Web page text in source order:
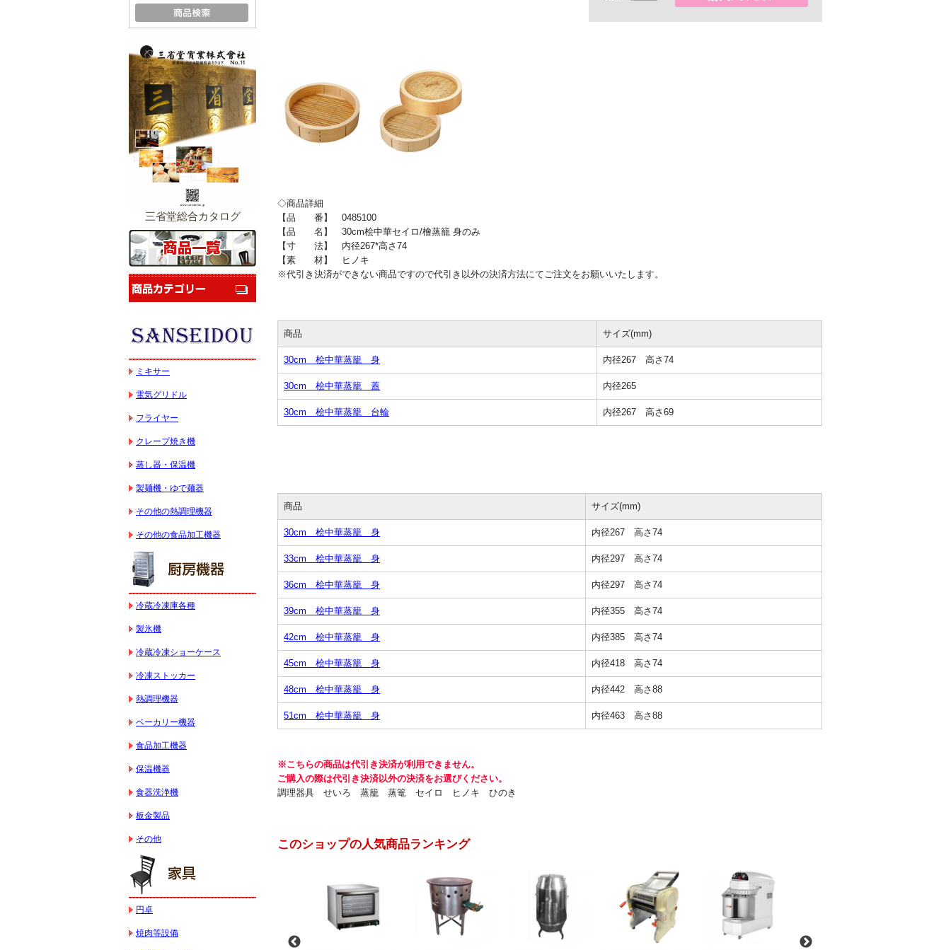
◇商品詳細
【品 番】 0485100
【品 名】 30cm桧中華セイロ/檜蒸籠 身のみ
【寸 法】 内径267*高さ74
【素 材】 ヒノキ
※代引き決済ができない商品ですので代引き以外の決済方法にてご注文をお願いいたします。
商品 サイズ(mm)
30cm 桧中華蒸籠 身 内径267 高さ74
30cm 桧中華蒸籠 蓋 内径265
30cm 桧中華蒸籠 台輪 内径267 高さ69
商品 サイズ(mm)
30cm 桧中華蒸籠 身 内径267 高さ74
33cm 桧中華蒸籠 身 内径297 高さ74
36cm 桧中華蒸籠 身 内径297 高さ74
39cm 桧中華蒸籠 身 内径355 高さ74
42cm 桧中華蒸籠 身 内径385 高さ74
45cm 桧中華蒸籠 身 内径418 高さ74
48cm 桧中華蒸籠 身 内径442 高さ88
51cm 桧中華蒸籠 身 内径463 高さ88
※こちらの商品は代引き決済が利用できません。
ご購入の際は代引き決済以外の決済をお選びください。
調理器具 せいろ 蒸籠 蒸篭 セイロ ヒノキ ひのき
このショップの人気商品ランキング
三省堂総合カタログ
ミキサー
電気グリドル
フライヤー
クレープ焼き機
蒸し器・保温機
製麺機・ゆで麺器
その他の熱調理機器
その他の食品加工機器
冷蔵冷凍庫各種
製氷機
冷蔵冷凍ショーケース
冷凍ストッカー
熱調理機器
ベーカリー機器
食品加工機器
保温機器
食器洗浄機
板金製品
その他
円卓
焼肉等設備